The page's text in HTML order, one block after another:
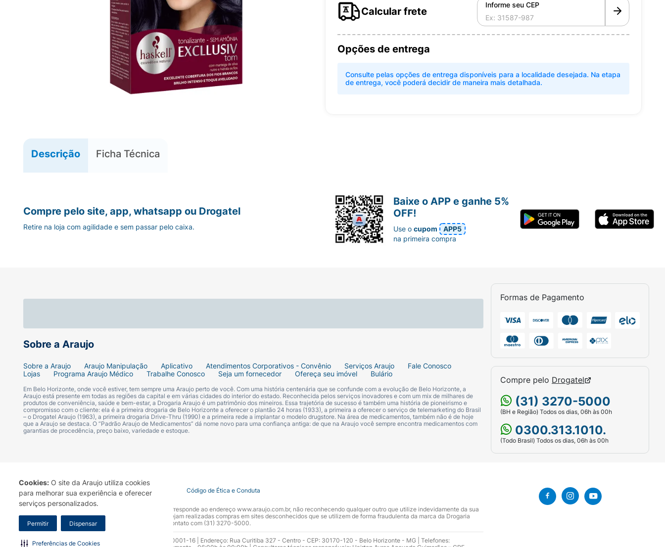
Cookies: O site da Araujo utiliza cookies
para melhorar sua experiência e oferecer
serviços personalizados.
Permitir Dispensar
Preferências de Cookies
Calcular frete
Informe seu CEP
Opções de entrega
Consulte pelas opções de entrega disponíveis para a localidade desejada. Na etapa
de entrega, você poderá decidir de maneira mais detalhada.
Descrição Ficha Técnica
Sobre a Araujo
Sobre a Araujo Araujo Manipulação Aplicativo Atendimentos Corporativos - Convênio Serviços Araujo
Fale Conosco
Lojas
Programa Araujo Médico Trabalhe Conosco Seja um fornecedor Ofereça seu imóvel Bulário
Em Belo Horizonte, onde você estiver, tem sempre uma Araujo perto de você. Com uma história centenária que se confunde com a evolução de Belo Horizonte, a
Araujo está presente em todas as regiões da capital e em várias cidades do interior do estado. Reconhecida pelos serviços inovadores e com um mix de milhares de
produtos de conveniência, saúde e bem-estar, a Drogaria Araujo é um patrimônio dos mineiros. Essa trajetória de sucesso é também uma história de pioneirismo e
compromisso com o cliente: ela é a primeira drogaria de Belo Horizonte a oferecer o plantão 24 horas (1933), a primeira a oferecer o serviço de telemarketing do Brasil
– o Drogatel Araujo (1963), a primeira drogaria Drive-Thru (1990) e a primeira rede a implantar o modelo drugstore. Na área de medicamentos, também não é de hoje
que a Araujo se destaca. O “Padrão Araujo de Medicamentos” dá nome novo para uma confiança antiga: de que na Araujo você sempre encontra medicamentos com
garantias de procedência, preço baixo, variedade e estoque.
Formas de Pagamento
Compre pelo Drogatel
(31) 3270-5000
(BH e Região) Todos os dias, 06h às 00h
0300.313.1010.
(Todo Brasil) Todos os dias, 06h às 00h
Compre pelo site, app, whatsapp ou Drogatel
Retire na loja com agilidade e sem passar pelo caixa.
Baixe o APP e ganhe 5%
OFF!
Use ocupom
APP5
na primeira compra
Termo de Uso Portal da Privacidade Covid-19 Código de Ética e Conduta
A Drogaria Araujo S/A informa que o seu site oficial corresponde ao endereço www.araujo.com.br, não reconhecendo qualquer outro que utilize indevidamente da sua
marca. Para sua segurança recomendamos que não sejam realizadas compras em sites desconhecidos que se utilizem de forma fraudulenta da marca da Drogaria
Araujo S.A. Em caso de dúvidas, gentileza entrar em contato com (31) 3270-5000.
Razão Social: Drogaria Araujo S.A | CNPJ: 17.256.512.0001-16 | Endereço: Rua Curitiba 327 - Centro - CEP: 30170-120 - Belo Horizonte - MG | Telefones: